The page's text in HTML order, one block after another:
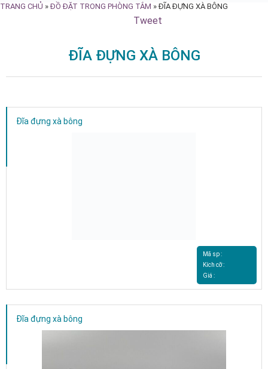
TRANG CHỦ »ĐỒ ĐẶT TRONG PHÒNG TẮM »ĐĨA ĐỰNG XÀ BÔNG
Tweet
ĐĨA ĐỰNG XÀ BÔNG
Đĩa đựng xà bông
Mã sp :
Kích cỡ :
Giá :
Đĩa đựng xà bông